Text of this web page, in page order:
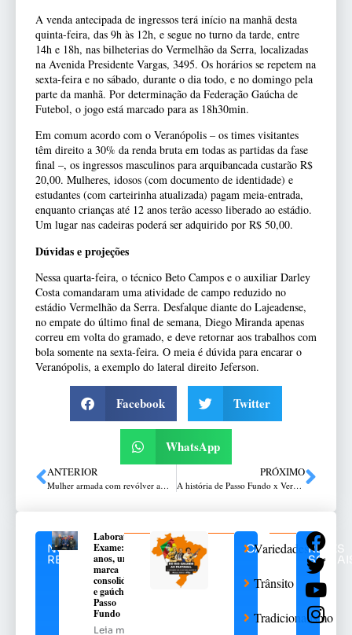
A venda antecipada de ingressos terá início na manhã desta
quinta-feira, das 9h às 12h, e segue no turno da tarde, entre
14h e 18h, nas bilheterias do Vermelhão da Serra, localizadas
na Avenida Presidente Vargas, 3495. Os horários se repetem na
sexta-feira e no sábado, durante o dia todo, e no domingo pela
parte da manhã. Por determinação da Federação Gaúcha de
Futebol, o jogo está marcado para as 18h30min.
Em comum acordo com o Veranópolis – os times visitantes
têm direito a 30% da renda bruta em todas as partidas da fase
final –, os ingressos masculinos para arquibancada custarão R$
20,00. Mulheres, idosos (com documento de identidade) e
estudantes (com carteirinha atualizada) pagam meia-entrada,
enquanto crianças até 12 anos terão acesso liberado ao estádio.
Um lugar nas cadeiras poderá ser adquirido por R$ 50,00.
Dúvidas e projeções
Nessa quarta-feira, o técnico Beto Campos e o auxiliar Darley
Costa comandaram uma atividade de campo reduzido no
estádio Vermelhão da Serra. Desfalque diante do Lajeadense,
no empate do último final de semana, Diego Miranda apenas
correu em volta do gramado, e deve retornar aos trabalhos com
bola somente na sexta-feira. O meia é dúvida para encarar o
Veranópolis, a exemplo do lateral direito Jeferson.
Facebook Twitter
WhatsApp
ANTERIOR
Mulher armada com revólver ameaça crianças de escola na Vila Fátima
PRÓXIMO
A história de Passo Fundo x Veranópolis
NOTÍCIAS
RELACIONADAS
Laboratório
Exame: 40
anos, uma
marca
consolidada
e gaúcha de
Passo
Fundo
Leia mais
CATEGORIAS
Variedades
Trânsito
Tradicionalismo
REDES